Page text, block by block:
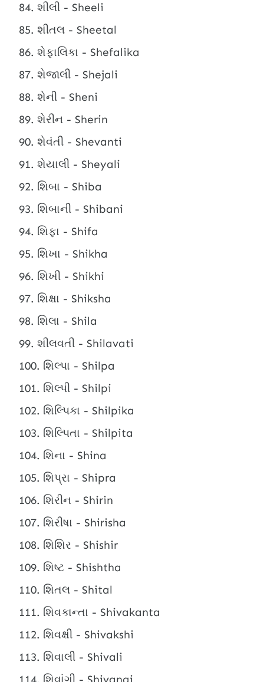
શીલી - Sheeli
શીતલ - Sheetal
શેફાલિકા - Shefalika
શેજાલી - Shejali
શેની - Sheni
શેરીન - Sherin
શેવંતી - Shevanti
શેયાલી - Sheyali
શિબા - Shiba
શિબાની - Shibani
શિફા - Shifa
શિખા - Shikha
શિખી - Shikhi
શિક્ષા - Shiksha
શિલા - Shila
શીલવતી - Shilavati
શિલ્પા - Shilpa
શિલ્પી - Shilpi
શિલ્પિકા - Shilpika
શિલ્પિતા - Shilpita
શિના - Shina
શિપ્રા - Shipra
શિરીન - Shirin
શિરીષા - Shirisha
શિશિર - Shishir
શિષ્ટ - Shishtha
શિતલ - Shital
શિવકાન્તા - Shivakanta
શિવક્ષી - Shivakshi
શિવાલી - Shivali